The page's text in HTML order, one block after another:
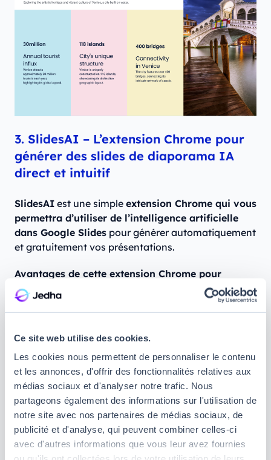
Ce site web utilise des cookies.
Les cookies nous permettent de personnaliser le contenu
et les annonces, d'offrir des fonctionnalités relatives aux
médias sociaux et d'analyser notre trafic. Nous
partageons également des informations sur l'utilisation de
notre site avec nos partenaires de médias sociaux, de
publicité et d'analyse, qui peuvent combiner celles-ci
avec d'autres informations que vous leur avez fournies
3. SlidesAI – L’extension Chrome pour
générer des slides de diaporama IA
direct et intuitif
SlidesAI est une simple extension Chrome qui vous
permettra d’utiliser de l’intelligence artificielle
dans Google Slides pour générer automatiquement
et gratuitement vos présentations.
Avantages de cette extension Chrome pour
générer des diaporamas grâce à l’IA :
Vous vous contentez d’expliquer votre sujet,
Vous choisissez le type de présentation, son
public, son ton et sa langue, et l’IA se charge de
générer le texte correspondant.
Vous pouvez préciser la durée approximative de
votre exposé pour que l’IA génère une
présentation de la bonne longueur.
Vous pourrez personnaliser votre diaporama très